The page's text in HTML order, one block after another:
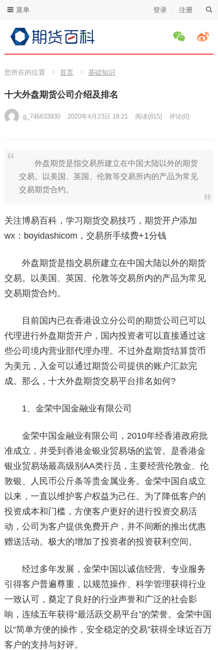
登录 注册
菜单
您所在的位置 首页 基础知识
十大外盘期货公司介绍及排名
g_746633930 2020年4月23日 18:21 阅读(815) 评论(0)
外盘期货是指交易所建立在中国大陆以外的期货
交易。以美国、英国、伦敦等交易所内的产品为常见
交易期货合约。
关注博易百科，学习期货交易技巧，期货开户添加
wx：boyidashicom，交易所手续费+1分钱
外盘期货是指交易所建立在中国大陆以外的期货
交易。以美国、英国、伦敦等交易所内的产品为常见
交易期货合约。
目前国内已在香港设立分公司的期货公司已可以
代理进行外盘期货开户，国内投资者可以直接通过这
些公司境内营业部代理办理。不过外盘期货结算货币
为美元，入金可以通过期货公司提供的账户汇款完
成。那么，十大外盘期货交易平台排名如何?
1、金荣中国金融业有限公司
金荣中国金融业有限公司，2010年经香港政府批
准成立，并受到香港金银业贸易场的监管。是香港金
银业贸易场最高级别AA类行员，主要经营伦敦金、伦
敦银、人民币公斤条等贵金属业务。金荣中国自成立
以来，一直以维护客户权益为己任。为了降低客户的
投资成本和门槛，方便客户更好的进行投资交易活
动，公司为客户提供免费开户，并不间断的推出优惠
赠送活动。极大的增加了投资者的投资获利空间。
经过多年发展，金荣中国以诚信经营、专业服务
引得客户普遍尊重，以规范操作、科学管理获得行业
一致认可，奠定了良好的行业声誉和广泛的社会影
响，连续五年获得“最活跃交易平台”的荣誉。金荣中国
以“简单方便的操作，安全稳定的交易”获得全球近百万
客户的支持与好评。